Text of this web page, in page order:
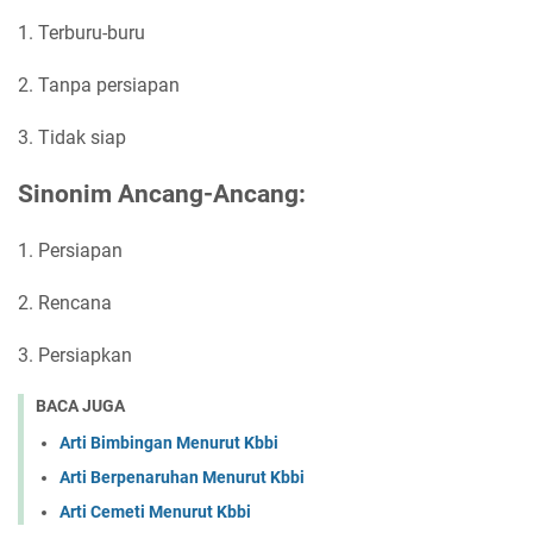
1. Terburu-buru
2. Tanpa persiapan
3. Tidak siap
Sinonim Ancang-Ancang:
1. Persiapan
2. Rencana
3. Persiapkan
BACA JUGA
Arti Bimbingan Menurut Kbbi
Arti Berpenaruhan Menurut Kbbi
Arti Cemeti Menurut Kbbi